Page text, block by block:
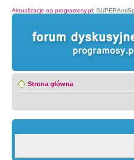
Aktualizacje na programosy.pl:
Strona główna